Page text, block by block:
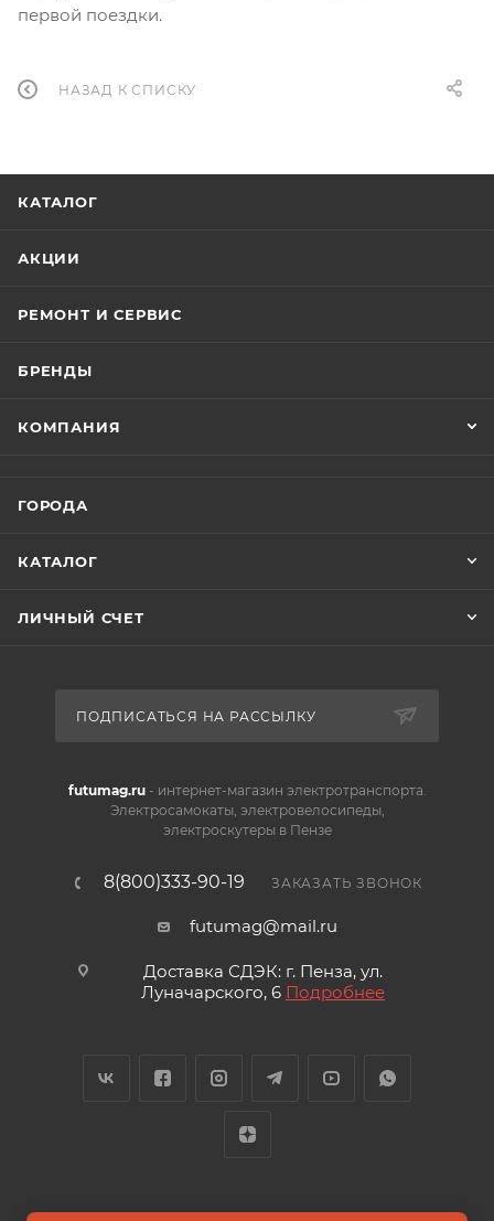
первой поездки.
НАЗАД К СПИСКУ
КАТАЛОГ
АКЦИИ
РЕМОНТ И СЕРВИС
БРЕНДЫ
КОМПАНИЯ
ГОРОДА
КАТАЛОГ
ЛИЧНЫЙ СЧЕТ
ПОДПИСАТЬСЯ НА РАССЫЛКУ
futumag.ru- интернет-магазин электротранспорта.
Электросамокаты, электровелосипеды,
электроскутеры в Пензе
8(800)333-90-19 ЗАКАЗАТЬ ЗВОНОК
futumag@mail.ru
Доставка СДЭК: г. Пенза, ул.
Луначарского, 6 Подробнее